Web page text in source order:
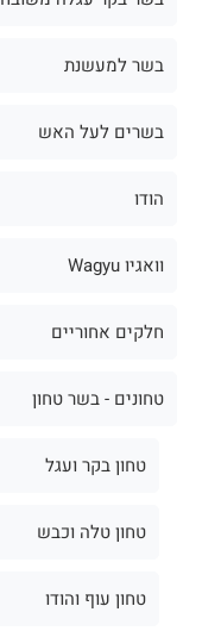
בשר למעשנת
בשרים לעל האש
הודו
וואגיו Wagyu
חלקים אחוריים
טחונים - בשר טחון
טחון בקר ועגל
טחון טלה וכבש
טחון עוף והודו